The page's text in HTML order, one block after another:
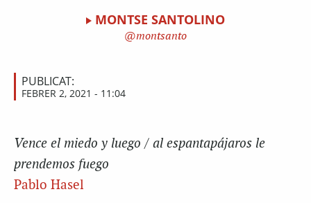
MONTSE SANTOLINO
montsanto
PUBLICAT:
FEBRER 2, 2021 - 11:04
Vence el miedo y luego / al espantapájaros le
prendemos fuego
Pablo Hasel